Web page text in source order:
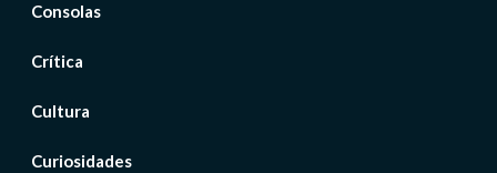
Consolas
Crítica
Cultura
Curiosidades